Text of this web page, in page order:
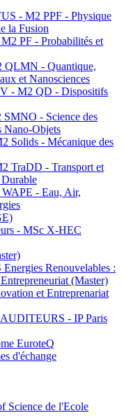
- M2 PPF - Physique
la Fusion
PF - Probabilités et
- Quantique,
et Nanosciences
- M2 QD - Dispositifs
- Science des
Nano-Objets
Solids - Mécanique des
TraDD - Transport et
- Eau, Air,
- MSc X-HEC
Renouvelables :
(Master)
et Entreprenariat
- IP Paris
EuroteQ
d'échange
Science de l'Ecole